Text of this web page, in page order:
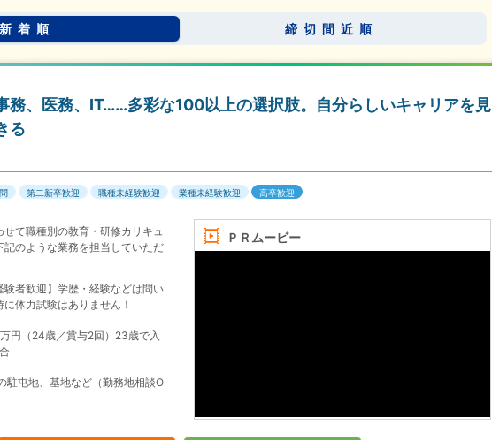
新着順 締切間近順
務、医務、IT……多彩な100以上の選択肢。自分らしいキャリアを見
る
第二新卒歓迎 職種未経験歓迎 業種未経験歓迎 高卒歓迎
ＰＲムービー
せて職種別の教育・研修カリキュ
記のような業務を担当していただ
験者歓迎】学歴・経験などは問い
体力試験はありません！
円（24歳／賞与2回）23歳で入
駐屯地、基地など（勤務地相談O